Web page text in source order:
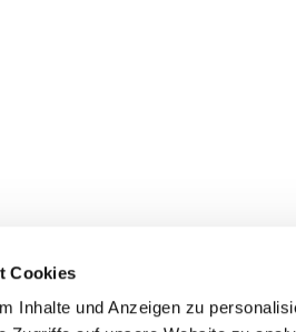
Cookies
Inhalte und Anzeigen zu
Evangelische